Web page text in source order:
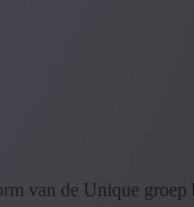
van de Unique groep